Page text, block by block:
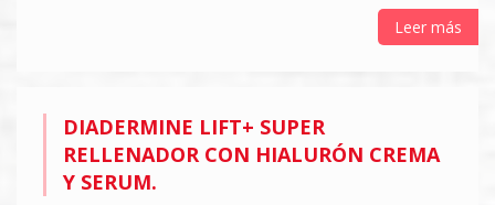
Leer más
DIADERMINE LIFT+ SUPER
RELLENADOR CON HIALURÓN CREMA
Y SERUM.